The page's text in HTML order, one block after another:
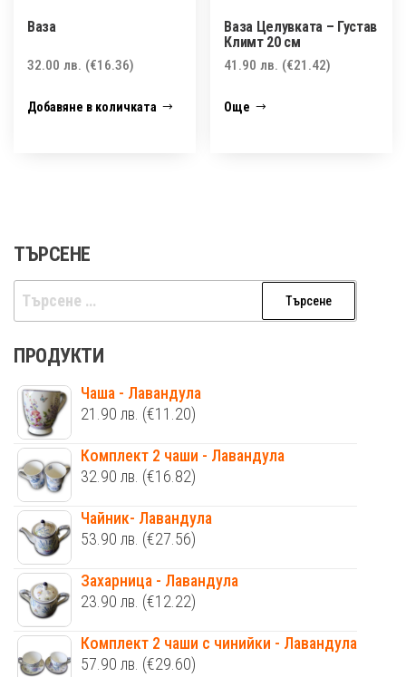
Ваза
32.00 лв. (€16.36)
Добавяне в количката
Ваза Целувката – Густав
Климт 20 см
41.90лв. (€21.42)
Още
ТЪРСЕНЕ
Търсене
за:
ПРОДУКТИ
Чаша - Лавандула
21.90 лв. (€11.20)
Комплект 2 чаши - Лавандула
32.90 лв. (€16.82)
Чайник- Лавандула
53.90 лв. (€27.56)
Захарница - Лавандула
23.90 лв. (€12.22)
Комплект 2 чаши с чинийки - Лавандула
57.90 лв. (€29.60)